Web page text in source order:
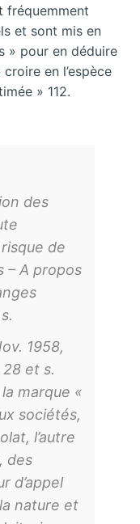
fréquemment
et sont mis en
» pour en déduire
en l’espèce
» 112.
des
de
– A propos
1958,
28 et s.
marque «
sociétés,
l’autre
des
d’appel
nature et